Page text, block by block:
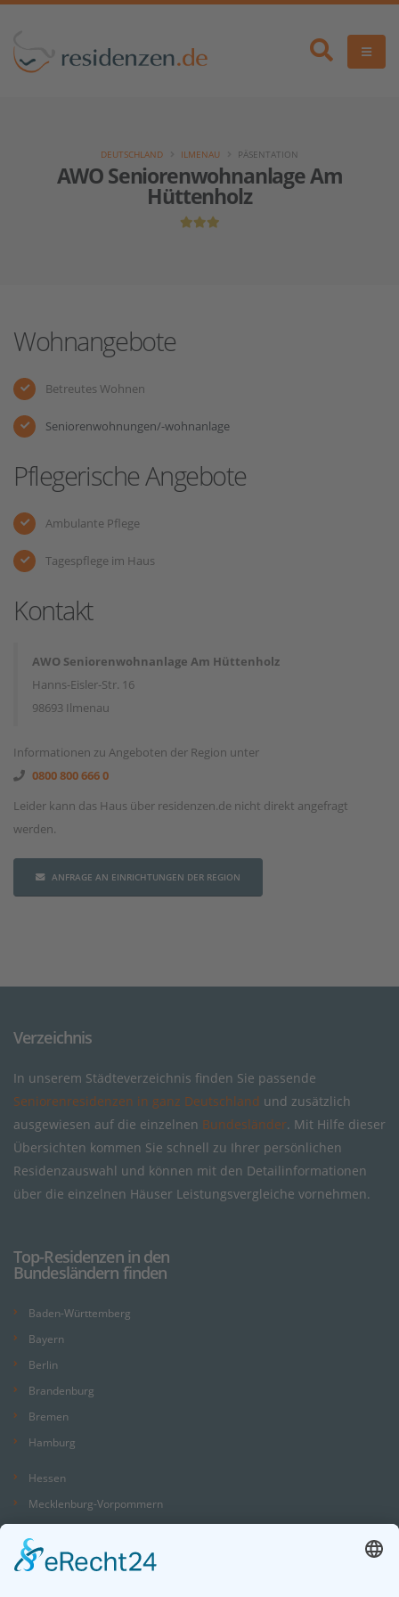
AWO Seniorenwohnanlage Am
Hüttenholz
DEUTSCHLAND ILMENAU PÄSENTATION
Wohnangebote
Betreutes Wohnen
Seniorenwohnungen/-wohnanlage
Pflegerische Angebote
Ambulante Pflege
Tagespflege im Haus
Kontakt
AWO Seniorenwohnanlage Am Hüttenholz
Hanns-Eisler-Str. 16
98693 Ilmenau
Informationen zu Angeboten der Region unter
0800 800 666 0
Leider kann das Haus über residenzen.de nicht direkt angefragt
werden.
ANFRAGE AN EINRICHTUNGEN DER REGION
Verzeichnis
In unserem Städteverzeichnis finden Sie passende
Seniorenresidenzen in ganz Deutschland und zusätzlich
ausgewiesen auf die einzelnen Bundesländer. Mit Hilfe dieser
Übersichten kommen Sie schnell zu Ihrer persönlichen
Residenzauswahl und können mit den Detailinformationen
über die einzelnen Häuser Leistungsvergleiche vornehmen.
Top-Residenzen in den
Bundesländern finden
Baden-Württemberg
Bayern
Berlin
Brandenburg
Bremen
Hamburg
Hessen
Mecklenburg-Vorpommern
Niedersachsen
Nordrhein-Westfalen